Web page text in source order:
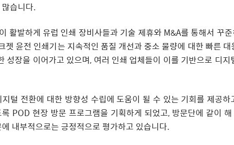
습니다.
활발하게 유럽 인쇄 장비사들과 기술 제휴와 M&A를 통해서 꾸
윤전 인쇄기는 지속적인 품질 개선과 중소 물량에 대한 빠른 대
성장을 이어가고 있으며, 여러 인쇄 업체들이 이를 기반으로 디지
털 전환에 대한 방향성 수립에 도움이 될 수 있는 기회를 제공하
POD 현장 방문 프로그램을 기획하게 되었고, 방문단에 같이
내부적으로는 긍정적으로 평가하고 있습니다.